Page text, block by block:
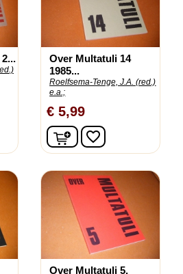
Over Multatuli 14
1985...
Roelfsema-Tenge, J.A. (red.)
e.a.;
€ 5,99
In winkelwagen
favorite_border
Over Multatuli 5.